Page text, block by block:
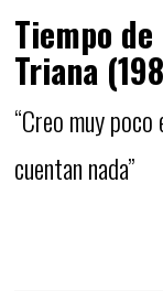
Tiempo
Triana
“Creo muy
cuentan nada”